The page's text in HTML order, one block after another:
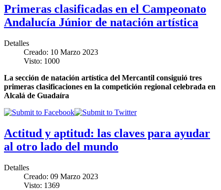
Primeras clasificadas en el Campeonato
Andalucía Júnior de natación artística
Detalles
Creado: 10 Marzo 2023
Visto: 1000
La sección de natación artística del Mercantil consiguió tres
primeras clasificaciones en la competición regional celebrada en
Alcalá de Guadaíra
Actitud y aptitud: las claves para ayudar
al otro lado del mundo
Detalles
Creado: 09 Marzo 2023
Visto: 1369